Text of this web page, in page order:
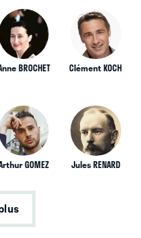
BROCHET Clément KOCH
GOMEZ Jules RENARD